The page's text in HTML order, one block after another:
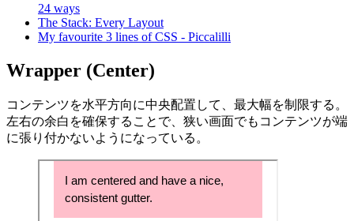
24 ways
The Stack: Every Layout
My favourite 3 lines of CSS - Piccalilli
Wrapper (Center)
コンテンツを水平方向に中央配置して、最大幅を制限する。
左右の余白を確保することで、狭い画面でもコンテンツが端
に張り付かないようになっている。